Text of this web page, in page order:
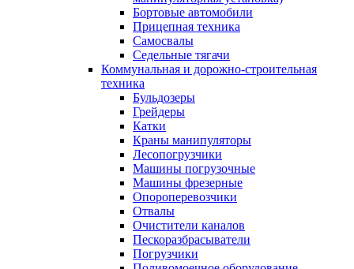
Бортовые автомобили
Прицепная техника
Самосвалы
Седельные тягачи
Коммунальная и дорожно-строительная
техника
Бульдозеры
Грейдеры
Катки
Краны манипуляторы
Лесопогрузчики
Машины погрузочные
Машины фрезерные
Опороперевозчики
Отвалы
Очистители каналов
Пескоразбрасыватели
Погрузчики